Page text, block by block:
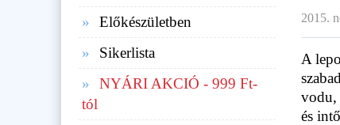
2015.
A
vodu,
és
Előkészületben
Sikerlista
NYÁRI AKCIÓ - 999 Ft-
tól